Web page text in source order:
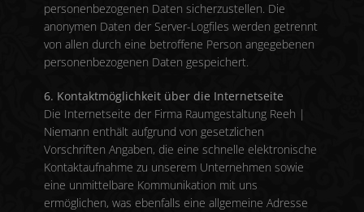
personenbezogenen Daten sicherzustellen. Die
anonymen Daten der Server-Logfiles werden getrennt
von allen durch eine betroffene Person angegebenen
personenbezogenen Daten gespeichert.
6. Kontaktmöglichkeit über die Internetseite
Die Internetseite der Firma Raumgestaltung Reeh |
Niemann enthält aufgrund von gesetzlichen
Vorschriften Angaben, die eine schnelle elektronische
Kontaktaufnahme zu unserem Unternehmen sowie
eine unmittelbare Kommunikation mit uns
ermöglichen, was ebenfalls eine allgemeine Adresse